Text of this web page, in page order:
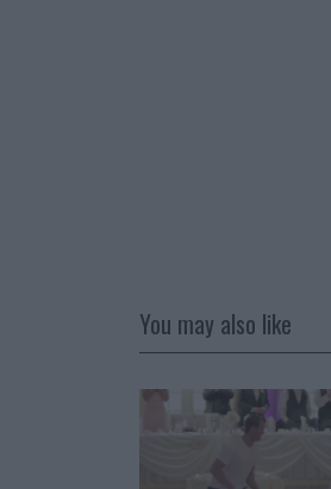
You may also like